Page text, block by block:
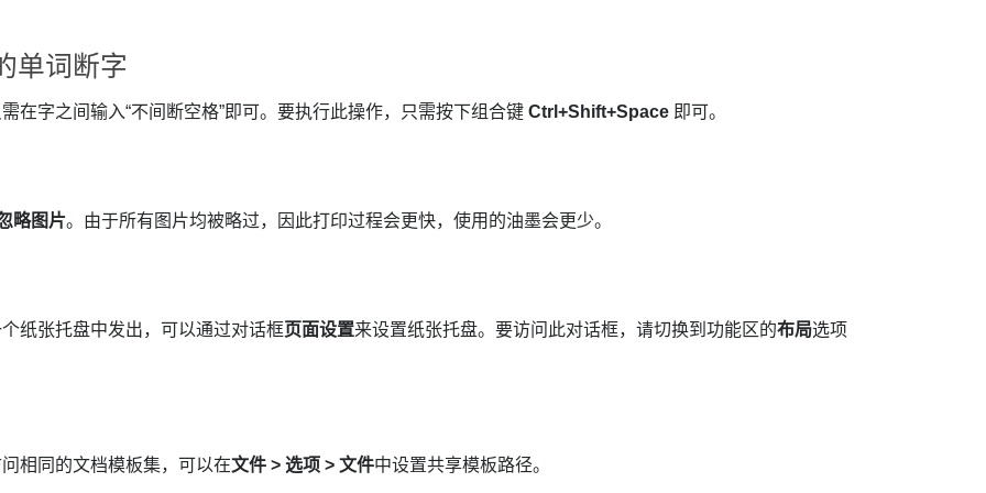
单词断字
在字之间输入“不间断空格”即可。要执行此操作，只需按下组合键 Ctrl+Shift+Space 即可。
略图片。由于所有图片均被略过，因此打印过程会更快，使用的油墨会更少。
纸张托盘中发出，可以通过对话框页面设置来设置纸张托盘。要访问此对话框，请切换到功能区的布局选项
相同的文档模板集，可以在文件 > 选项 > 文件中设置共享模板路径。